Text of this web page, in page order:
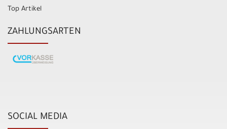
Top Artikel
ZAHLUNGSARTEN
SOCIAL MEDIA